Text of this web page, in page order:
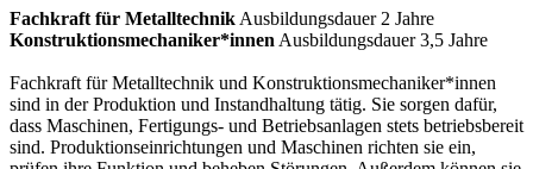
Fachkraft für Metalltechnik Ausbildungsdauer 2 Jahre
Konstruktionsmechaniker*innen Ausbildungsdauer 3,5 Jahre
Fachkraft für Metalltechnik und Konstruktionsmechaniker*innen
sind in der Produktion und Instandhaltung tätig. Sie sorgen dafür,
dass Maschinen, Fertigungs- und Betriebsanlagen stets betriebsbereit
sind. Produktionseinrichtungen und Maschinen richten sie ein,